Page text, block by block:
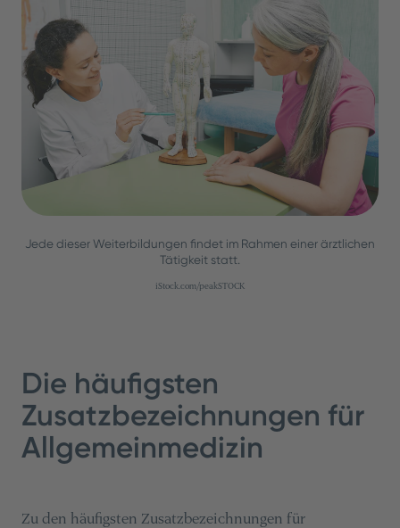
Jede dieser Weiterbildungen findet im Rahmen einer ärztlichen
Tätigkeit statt.
iStock.com/peakSTOCK
Die häufigsten
Zusatzbezeichnungen für
Allgemeinmedizin
Zu den häufigsten Zusatzbezeichnungen für